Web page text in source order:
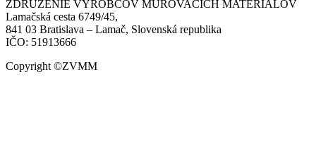
ZDRUŽENIE VÝROBCOV MUROVACÍCH MATERIÁLOV
Lamačská cesta 6749/45,
841 03 Bratislava – Lamač, Slovenská republika
IČO: 51913666
Copyright ©ZVMM